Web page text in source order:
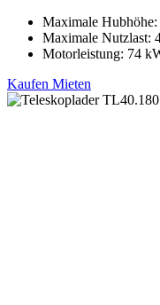
Maximale
Maximale Nutzlast:
Motorleistung: 74
Kaufen Mieten